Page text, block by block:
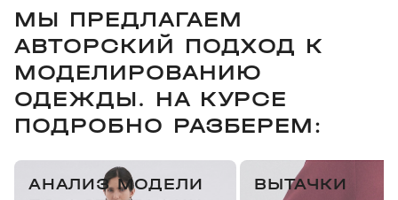
МЫ ПРЕДЛАГАЕМ
АВТОРСКИЙ ПОДХОД К
МОДЕЛИРОВАНИЮ
ОДЕЖДЫ. НА КУРСЕ
ПОДРОБНО РАЗБЕРЕМ:
АНАЛИЗ МОДЕЛИ
ВЫТАЧКИ